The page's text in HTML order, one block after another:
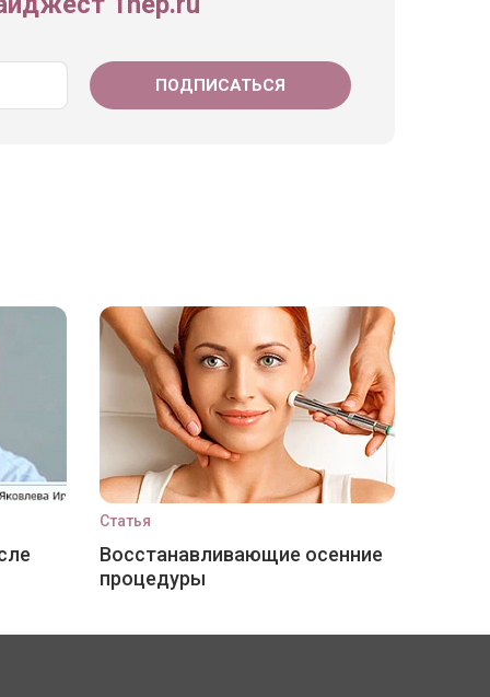
Статья
Восстанавливающие осенние
процедуры